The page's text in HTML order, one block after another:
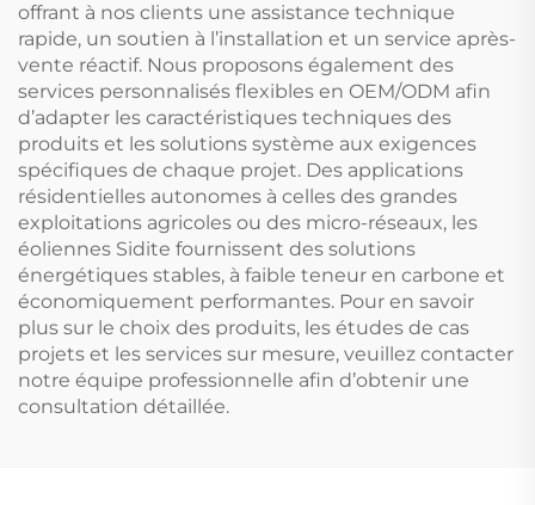
offrant à nos clients une assistance technique
rapide, un soutien à l’installation et un service après-
vente réactif. Nous proposons également des
services personnalisés flexibles en OEM/ODM afin
d’adapter les caractéristiques techniques des
produits et les solutions système aux exigences
spécifiques de chaque projet. Des applications
résidentielles autonomes à celles des grandes
exploitations agricoles ou des micro-réseaux, les
éoliennes Sidite fournissent des solutions
énergétiques stables, à faible teneur en carbone et
économiquement performantes. Pour en savoir
plus sur le choix des produits, les études de cas
projets et les services sur mesure, veuillez contacter
notre équipe professionnelle afin d’obtenir une
consultation détaillée.